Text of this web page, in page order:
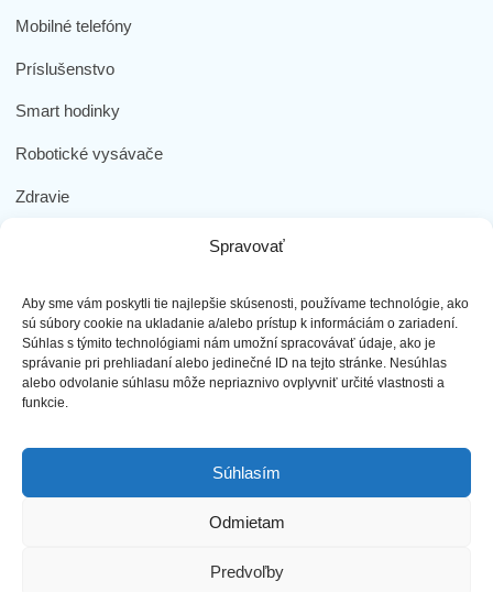
Spravovať
Aby sme vám poskytli tie najlepšie skúsenosti, používame technológie, ako
sú súbory cookie na ukladanie a/alebo prístup k informáciám o zariadení.
Súhlas s týmito technológiami nám umožní spracovávať údaje, ako je
správanie pri prehliadaní alebo jedinečné ID na tejto stránke. Nesúhlas
alebo odvolanie súhlasu môže nepriaznivo ovplyvniť určité vlastnosti a
funkcie.
Súhlasím
Odmietam
Predvoľby
Mobilné telefóny
Príslušenstvo
Smart hodinky
Robotické vysávače
Zdravie
Dôležité odkazy
Obchodné podmienky
Ochrana osobných údajov
Doprava a platba
Reklamácia tovaru
najLEPŠIEmobily s.r.o. - Všetky práva vyhradené ©2023